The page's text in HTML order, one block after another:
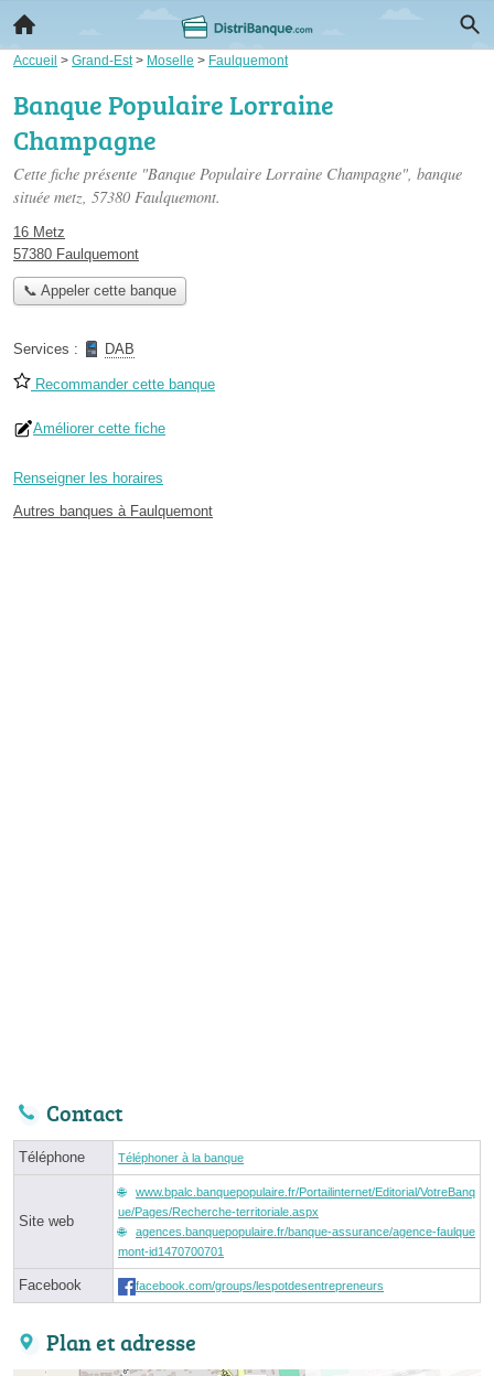
Accueil > Grand-Est> Moselle > Faulquemont
Banque Populaire Lorraine
Champagne
Cette fiche présente "Banque Populaire Lorraine Champagne", banque
située metz, 57380 Faulquemont.
16 Metz
57380 Faulquemont
📞 Appeler cette banque
Services : DAB
Recommander cette banque
Améliorer cette fiche
Renseigner les horaires
Autres banques à Faulquemont
Contact
Téléphone Téléphoner à la banque
Site web
www.bpalc.banquepopulaire.fr/Portailinternet/Editorial/VotreBanq
ue/Pages/Recherche-territoriale.aspx
agences.banquepopulaire.fr/banque-assurance/agence-faulque
mont-id1470700701
Facebook facebook.com/groups/lespotdesentrepreneurs
Plan et adresse